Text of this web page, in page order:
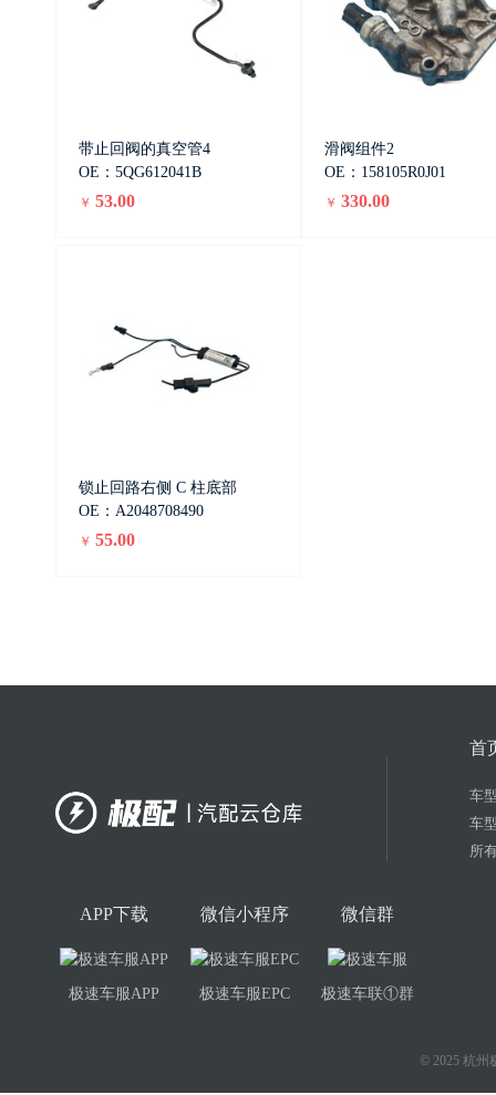
带止回阀的真空管4
OE：5QG612041B
￥ 53.00
滑阀组件2
OE：158105R0J01
￥ 330.00
锁止回路右侧 C 柱底部
OE：A2048708490
￥ 55.00
首
车
车
所
APP下载
极速车服APP
微信小程序
极速车服EPC
微信群
极速车联①群
© 2025 杭州